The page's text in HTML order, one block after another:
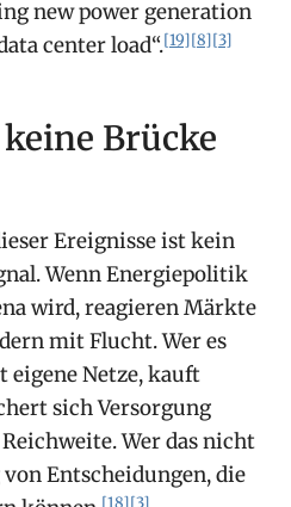
new power generation
center load“.[19][8][3]
Brücke
Ereignisse ist kein
Wenn Energiepolitik
wird, reagieren Märkte
mit Flucht. Wer es
eigene Netze, kauft
sich Versorgung
Wer das nicht
Entscheidungen, die
[18][3]